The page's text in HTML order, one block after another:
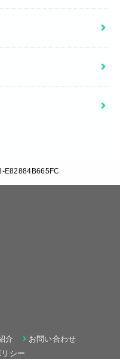
E82884B665FC
介
お問い合わせ
シー